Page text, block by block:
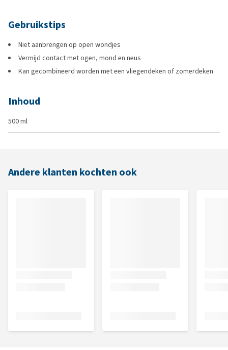
Gebruikstips
Niet aanbrengen op open wondjes
Vermijd contact met ogen, mond en neus
Kan gecombineerd worden met een vliegendeken of zomerdeken
Inhoud
500 ml
Andere klanten kochten ook